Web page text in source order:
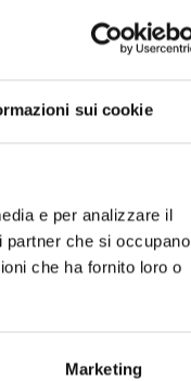
sui cookie
e per analizzare il
che si occupano
che ha fornito loro o
Marketing
28/
€ 5,50